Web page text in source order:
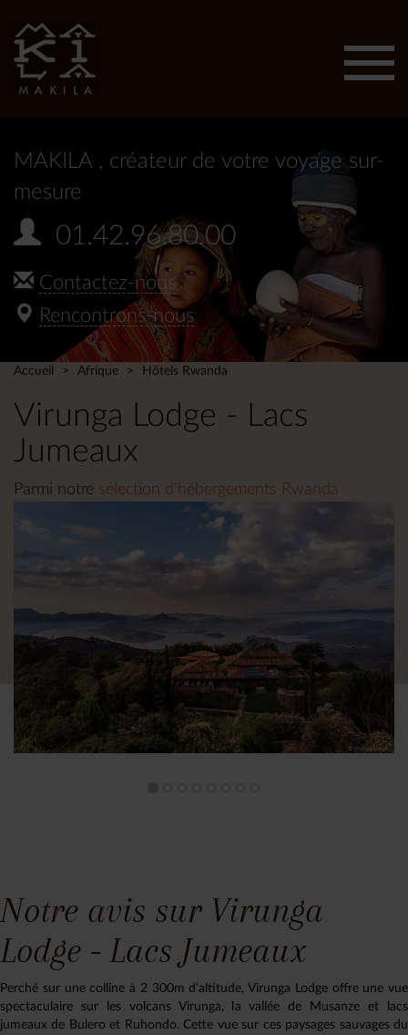
MAKILA , créateur de votre voyage sur-
mesure
01.42.96.80.00
Contactez-nous
Rencontrons-nous
Accueil Afrique Hôtels Rwanda
Virunga Lodge - Lacs
Jumeaux
Parmi notre sélection d'hébergements Rwanda
Notre avis sur Virunga
Lodge - Lacs Jumeaux
Perché sur une colline à 2 300m d’altitude, Virunga Lodge offre une vue
spectaculaire sur les volcans Virunga, la vallée de Musanze et lacs
jumeaux de Bulero et Ruhondo. Cette vue sur ces paysages sauvages du